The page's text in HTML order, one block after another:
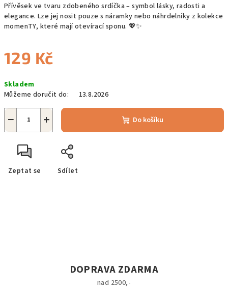
Přívěsek ve tvaru zdobeného srdíčka – symbol lásky, radosti a
elegance. Lze jej nosit pouze s náramky nebo náhrdelníky z kolekce
momenTY, které mají otevírací sponu. 💖✨
129 Kč
cena:
Skladem
Můžeme doručit do:
13.8.2026
+
− Do košíku
Zeptat se Sdílet
DOPRAVA ZDARMA
nad 2500,-